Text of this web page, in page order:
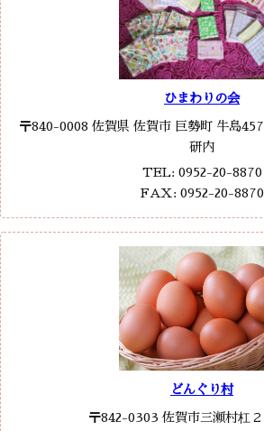
ひまわりの会
〒840-0008 佐賀県 佐賀市 巨勢町 牛島
研内
TEL: 0952-20-8870
FAX: 0952-20-8870
どんぐり村
〒842-0303 佐賀市三瀬村杠